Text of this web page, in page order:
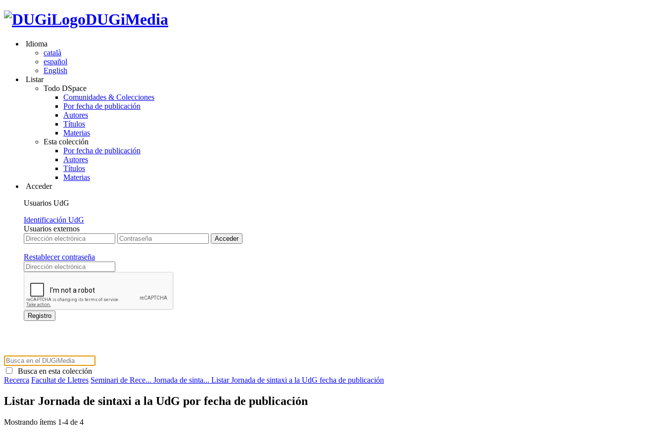
DUGiMedia
Idioma
català
español
English
Listar
Todo DSpace
Comunidades & Colecciones
Por fecha de publicación
Autores
Títulos
Materias
Esta colección
Por fecha de publicación
Autores
Títulos
Materias
Acceder
Usuarios UdG
Identificación UdG
Usuarios externos
Restablecer contraseña
Busca en esta colección
Recerca Facultat de Lletres Seminari de Rece... Jornada de sinta... Listar Jornada de sintaxi a la UdG fecha de publicación
Listar Jornada de sintaxi a la UdG por fecha de publicación
Mostrando ítems 1-4 de 4